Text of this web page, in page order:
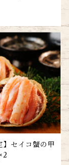
】セイコ蟹の甲